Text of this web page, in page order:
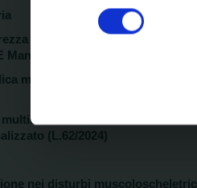
digitali).
modificare o ritirare il
Utilizziamo i cookie per
nostro traffico.
di analisi dei dati web,
e ambiente nei luoghi di lavoro
medicina legale e gestione-del-
della disabilità e
(L.62/2024)
nei disturbi